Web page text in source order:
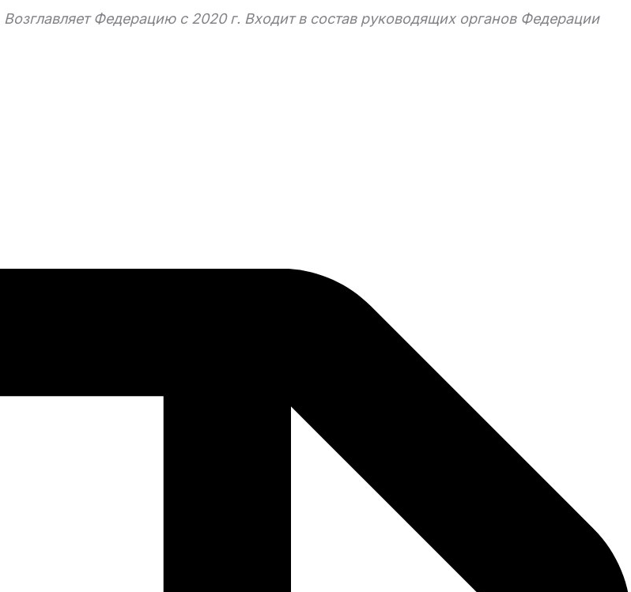
Возглавляет Федерацию с 2020 г. Входит в состав руководящих органов Федерации